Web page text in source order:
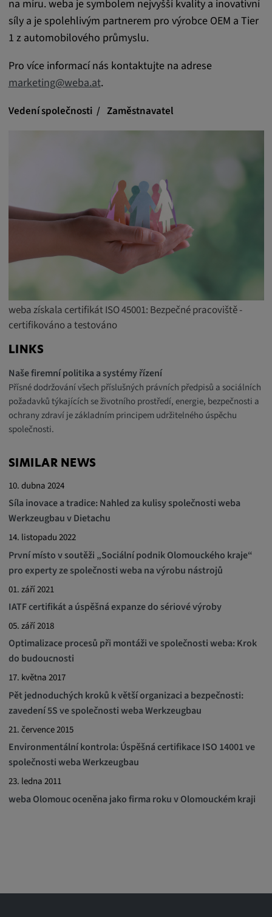
na míru. weba je symbolem nejvyšší kvality a inovativní
síly a je spolehlivým partnerem pro výrobce OEM a Tier
1 z automobilového průmyslu.
Pro více informací nás kontaktujte na adrese
marketing@weba.at.
Vedení společnosti
Zaměstnavatel
weba získala certifikát ISO 45001: Bezpečné pracoviště -
certifikováno a testováno
LINKS
Naše firemní politika a systémy řízení
Přísné dodržování všech příslušných právních předpisů a sociálních
požadavků týkajících se životního prostředí, energie, bezpečnosti a
ochrany zdraví je základním principem udržitelného úspěchu
společnosti.
SIMILAR NEWS
10. dubna 2024
Síla inovace a tradice: Nahled za kulisy společnosti weba
Werkzeugbau v Dietachu
14. listopadu 2022
První místo v soutěži „Sociální podnik Olomouckého kraje“
pro experty ze společnosti weba na výrobu nástrojů
01. září 2021
IATF certifikát a úspěšná expanze do sériové výroby
05. září 2018
Optimalizace procesů při montáži ve společnosti weba: Krok
do budoucnosti
17. května 2017
Pět jednoduchých kroků k větší organizaci a bezpečnosti:
zavedení 5S ve společnosti weba Werkzeugbau
21. července 2015
Environmentální kontrola: Úspěšná certifikace ISO 14001 ve
společnosti weba Werkzeugbau
23. ledna 2011
weba Olomouc oceněna jako firma roku v Olomouckém kraji
Statistiky
anonymní informace o chování uživatelů.
Tyto informace nám pomáhají lépe
porozumět chování uživatelů na našich
_pk_id.*, _pk_ses.*
Poskytovatel:
Účel:
Tyto soubory cookie se používají k
webových stránek.
Trvání cookies: